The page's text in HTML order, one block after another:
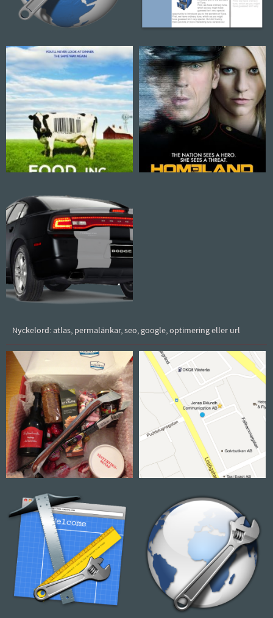
Nyckelord: atlas, permalänkar, seo, google, optimering eller url